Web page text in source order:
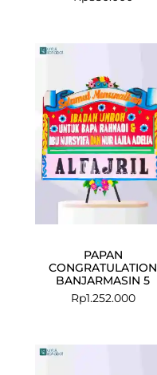
PAPAN
CONGRATULATION
BANJARMASIN 5
Rp1.252.000